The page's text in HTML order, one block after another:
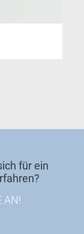
für ein
AN!